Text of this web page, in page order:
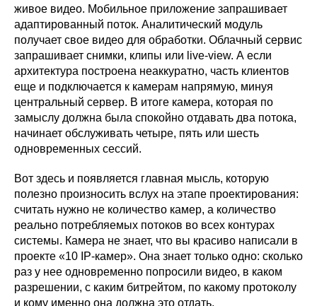
живое видео. Мобильное приложение запрашивает
адаптированный поток. Аналитический модуль
получает свое видео для обработки. Облачный сервис
запрашивает снимки, клипы или live-view. А если
архитектура построена неаккуратно, часть клиентов
еще и подключается к камерам напрямую, минуя
центральный сервер. В итоге камера, которая по
замыслу должна была спокойно отдавать два потока,
начинает обслуживать четыре, пять или шесть
одновременных сессий.
Вот здесь и появляется главная мысль, которую
полезно произносить вслух на этапе проектирования:
считать нужно не количество камер, а количество
реально потребляемых потоков во всех контурах
системы. Камера не знает, что вы красиво написали в
проекте «10 IP-камер». Она знает только одно: сколько
раз у нее одновременно попросили видео, в каком
разрешении, с каким битрейтом, по какому протоколу
и кому именно она должна это отдать.